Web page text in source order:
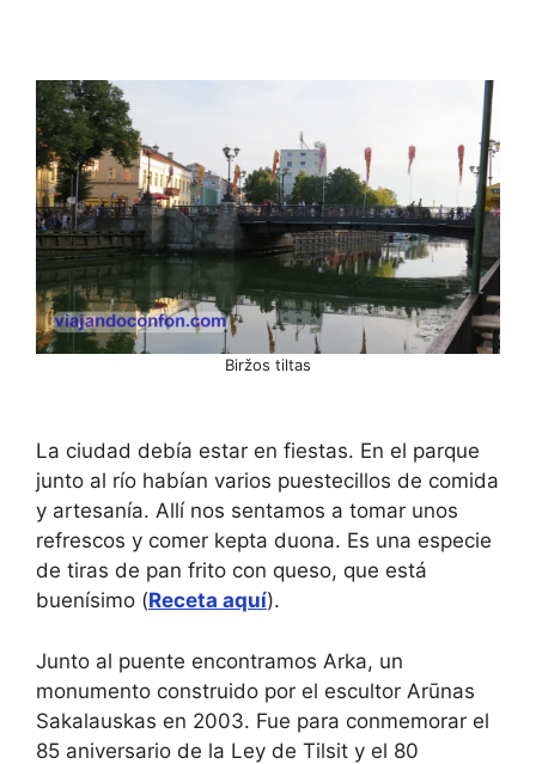
Biržos tiltas
La ciudad debía estar en fiestas. En el parque
junto al río habían varios puestecillos de comida
y artesanía. Allí nos sentamos a tomar unos
refrescos y comer kepta duona. Es una especie
de tiras de pan frito con queso, que está
buenísimo (Receta aquí).
Junto al puente encontramos Arka, un
monumento construido por el escultor Arūnas
Sakalauskas en 2003. Fue para conmemorar el
85 aniversario de la Ley de Tilsit y el 80